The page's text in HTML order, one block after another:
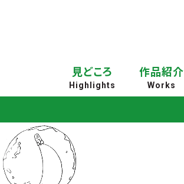
見どころ
Highlights
作品紹介
Works